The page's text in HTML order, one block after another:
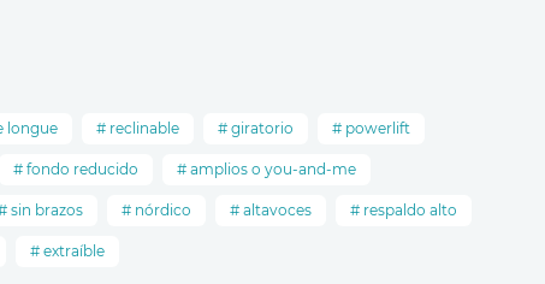
longue reclinable giratorio powerlift
fondo reducido amplios o you-and-me
sin brazos nórdico altavoces respaldo alto
extraíble